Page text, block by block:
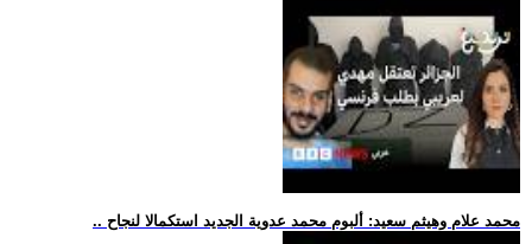
.. محمد علام وهيثم سعيد: ألبوم محمد عدوية الجديد استكمالا لنجاح